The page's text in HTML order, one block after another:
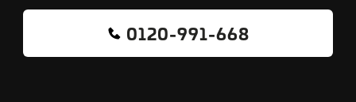
0120-991-668